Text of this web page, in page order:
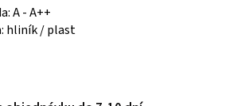
A - A++
hliník / plast